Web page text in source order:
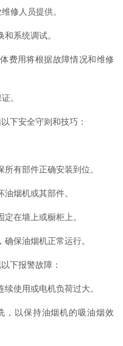
修人员提供。
系统调试。
费用将根据故障情况和维修
。
下安全守则和技巧：
有部件正确安装到位。
烟机或其部件。
在墙上或橱柜上。
保油烟机正常运行。
下报警故障：
使用或电机负荷过大。
，以保持油烟机的吸油烟效